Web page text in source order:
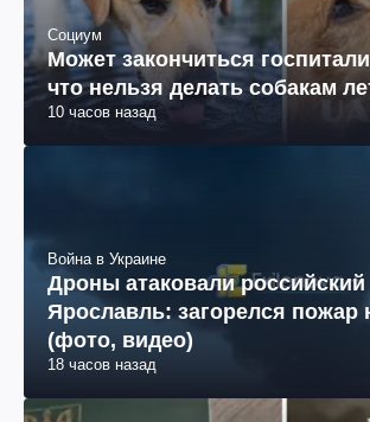
Социум
Может закончиться
что нельзя делать собакам
10 часов назад
Война в Украине
Дроны атаковали российский
Ярославль: загорелся пожар
(фото, видео)
18 часов назад